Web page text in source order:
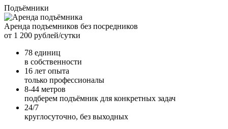
Подъёмники
Аренда подъемников без посредников
от 1 200 рублей/сутки
78 единиц
в собственности
16 лет опыта
только профессионалы
8-44 метров
подберем подъёмник для конкретных задач
24/7
круглосуточно, без выходных